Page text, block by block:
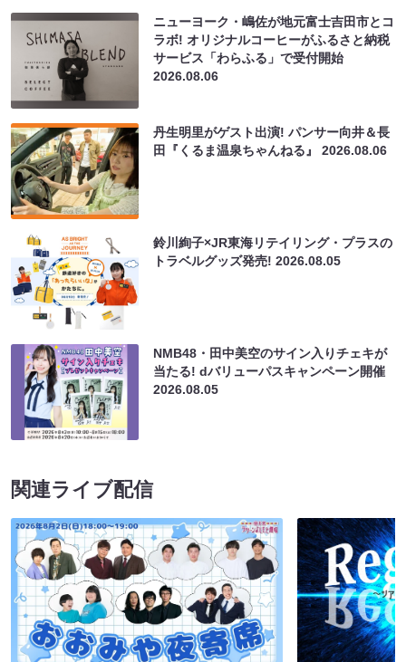
ニューヨーク・嶋佐が地元富士吉田市とコ
ラボ! オリジナルコーヒーがふるさと納税
サービス「わらふる」で受付開始
2026.08.06
丹生明里がゲスト出演! パンサー向井＆長
田『くるま温泉ちゃんねる』2026.08.06
鈴川絢子×JR東海リテイリング・プラスの
トラベルグッズ発売!2026.08.05
NMB48・田中美空のサイン入りチェキが
当たる! dバリューパスキャンペーン開催
2026.08.05
関連ライブ配信